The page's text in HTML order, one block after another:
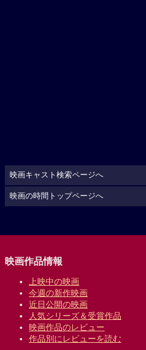
映画キャスト検索ページへ
映画の時間トップページへ
映画作品情報
上映中の映画
今週の新作映画
近日公開の映画
人気シリーズ＆受賞作品
映画作品のレビュー
作品別にレビューを読む